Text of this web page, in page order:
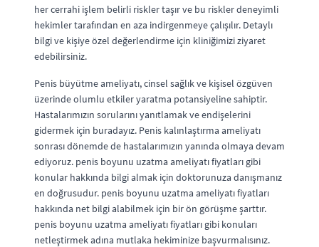
her cerrahi işlem belirli riskler taşır ve bu riskler deneyimli
hekimler tarafından en aza indirgenmeye çalışılır. Detaylı
bilgi ve kişiye özel değerlendirme için kliniğimizi ziyaret
edebilirsiniz.
Penis büyütme ameliyatı, cinsel sağlık ve kişisel özgüven
üzerinde olumlu etkiler yaratma potansiyeline sahiptir.
Hastalarımızın sorularını yanıtlamak ve endişelerini
gidermek için buradayız. Penis kalınlaştırma ameliyatı
sonrası dönemde de hastalarımızın yanında olmaya devam
ediyoruz. penis boyunu uzatma ameliyatı fiyatları gibi
konular hakkında bilgi almak için doktorunuza danışmanız
en doğrusudur. penis boyunu uzatma ameliyatı fiyatları
hakkında net bilgi alabilmek için bir ön görüşme şarttır.
penis boyunu uzatma ameliyatı fiyatları gibi konuları
netleştirmek adına mutlaka hekiminize başvurmalısınız.